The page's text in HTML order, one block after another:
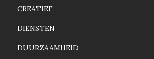
CREATIEF
DIENSTEN
DUURZAAMHEID